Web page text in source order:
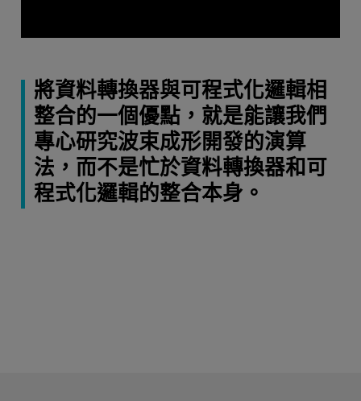
將資料轉換器與可程式化邏輯相
整合的一個優點，就是能讓我們
專心研究波束成形開發的演算
法，而不是忙於資料轉換器和可
程式化邏輯的整合本身。